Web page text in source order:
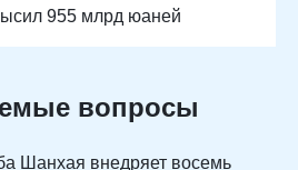
955 млрд юаней
вопросы
Шанхая внедряет восемь